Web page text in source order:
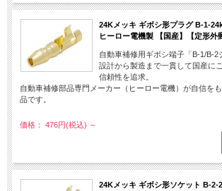
24Kメッキ ギボシ形プラグ B-1-
ヒーロー電機製 【国産】【定形外
自動車補修用ギボシ端子「B-1/B-2
設計から製造まで一貫して国産に
信頼性を追求。
自動車補修部品専門メーカー（ヒーロー電機）が自信を
品です。
価格： 476円(税込) ～
24Kメッキ ギボシ形ソケット B-2-